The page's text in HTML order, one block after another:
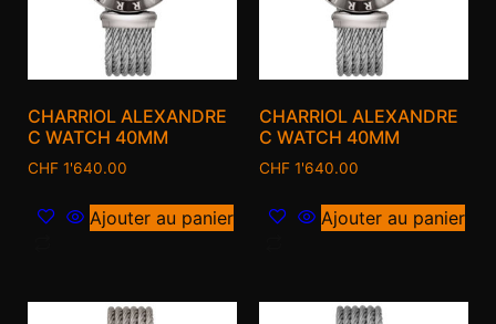
CHARRIOL ALEXANDRE
C WATCH 40MM
CHF 1'640.00
Ajouter au panier
CHARRIOL ALEXANDRE
C WATCH 40MM
CHF 1'640.00
Ajouter au panier